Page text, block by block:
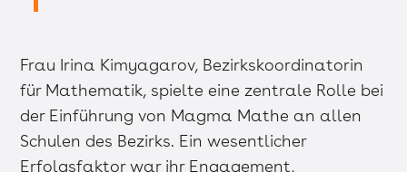
Frau Irina Kimyagarov, Bezirkskoordinatorin
für Mathematik, spielte eine zentrale Rolle bei
der Einführung von Magma Mathe an allen
Schulen des Bezirks. Ein wesentlicher
Erfolgsfaktor war ihr Engagement,